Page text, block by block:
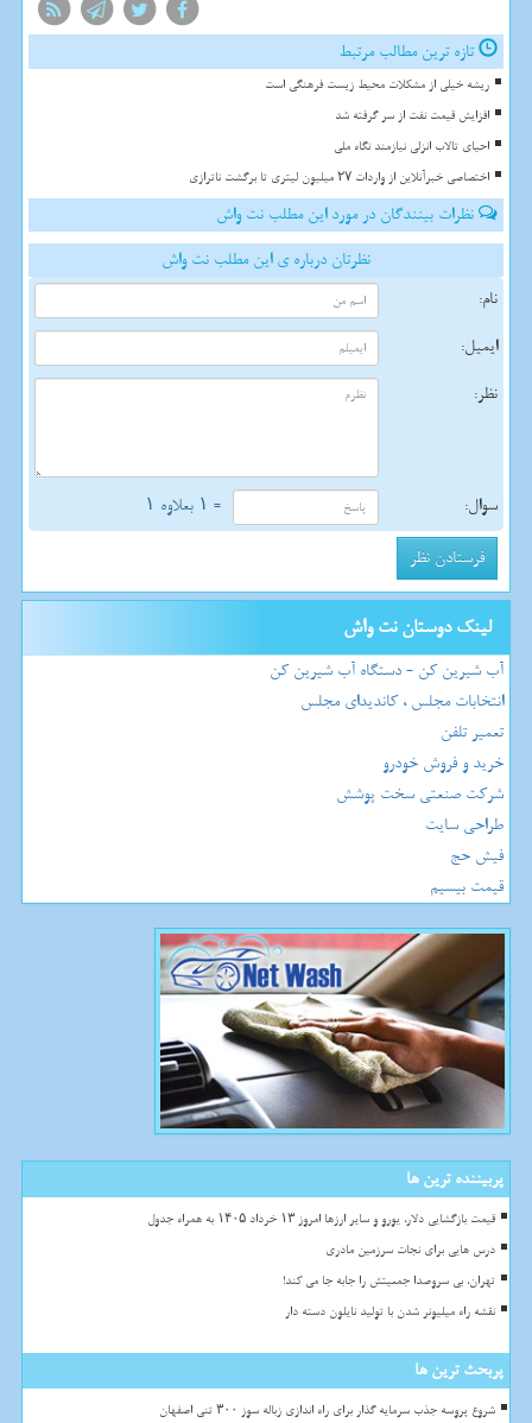
تازه ترین مطالب مرتبط
ریشه خیلی از مشکلات محیط زیست فرهنگی است
افزایش قیمت نفت از سر گرفته شد
احیای تالاب انزلی نیازمند نگاه ملی
اختصاصی خبرآنلاین از واردات ۲۷ میلیون لیتری تا برگشت ناترازی
نظرات بینندگان در مورد این مطلب نت واش
نظرتان درباره ی این مطلب نت واش
نام:
ایمیل:
نظر:
سوال: = ۱ بعلاوه ۱
لینک دوستان نت واش
آب شیرین کن - دستگاه آب شیرین کن
انتخابات مجلس ، کاندیدای مجلس
تعمیر تلفن
خرید و فروش خودرو
شرکت صنعتی سخت پوشش
طراحی سایت
فیش حج
قیمت بیسیم
پربیننده ترین ها
قیمت بازگشایی دلار، یورو و سایر ارزها امروز ۱۳ خرداد ۱۴۰۵ به همراه جدول
درس هایی برای نجات سرزمین مادری
تهران، بی سروصدا جمعیتش را جابه جا می کند!
نقشه راه میلیونر شدن با تولید نایلون دسته دار
پربحث ترین ها
شروع پروسه جذب سرمایه گذار برای راه اندازی زباله سوز ۳۰۰ تنی اصفهان